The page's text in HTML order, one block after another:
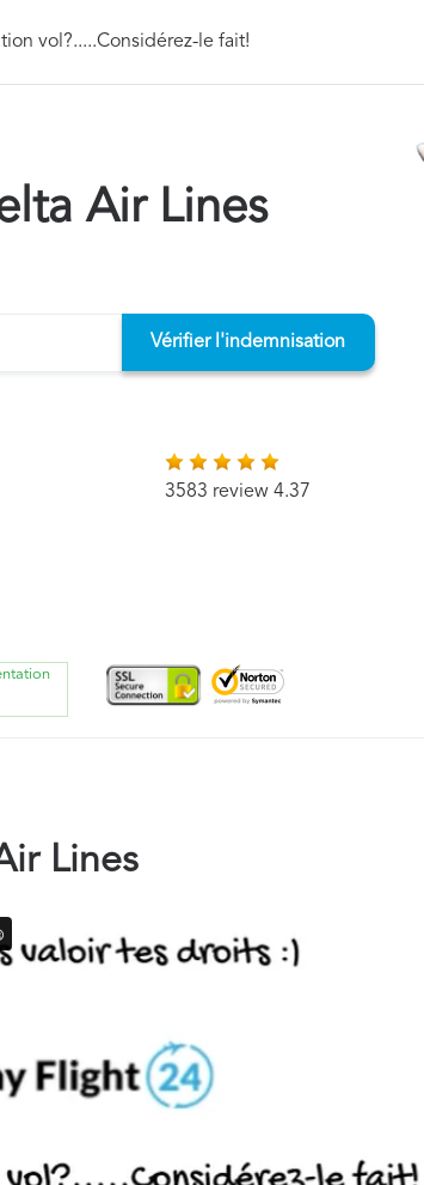
vol?.....Considérez-le fait!
Air Lines
Vérifier l'indemnisation
3583 review 4.37
Lines